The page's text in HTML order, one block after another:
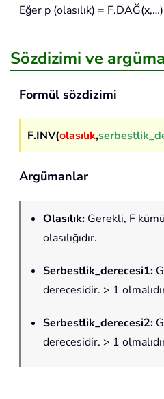
Eğer p (olasılık) =
Sözdizimi ve
Formül sözdizimi
F.INV(olasılık,
Argümanlar
Olasılık: Gerekli, F
olasılığıdır.
Serbestlik_derecesi1:
derecesidir. > 1
Serbestlik_derecesi2:
derecesidir. > 1